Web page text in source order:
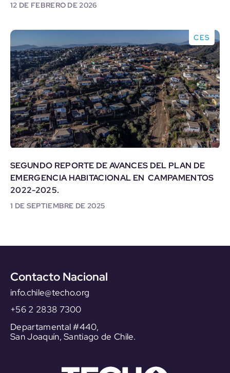
12 DE FEBRERO DE 2026
CES
SEGUNDO REPORTE DE AVANCES DEL PLAN DE
EMERGENCIA HABITACIONAL EN CAMPAMENTOS
2022-2025.
1 DE SEPTIEMBRE DE 2025
Contacto Nacional
info.chile@techo.org
+56 2 2838 7300
Departamental #440,
San Joaquín, Santiago de Chile.